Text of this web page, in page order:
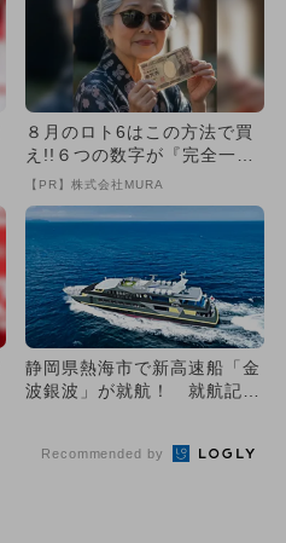
８月のロト6はこの方法で買
え!!６つの数字が『完全一
致』する方法
【PR】株式会社MURA
静岡県熱海市で新高速船「金
波銀波」が就航！ 就航記念
Recommended by